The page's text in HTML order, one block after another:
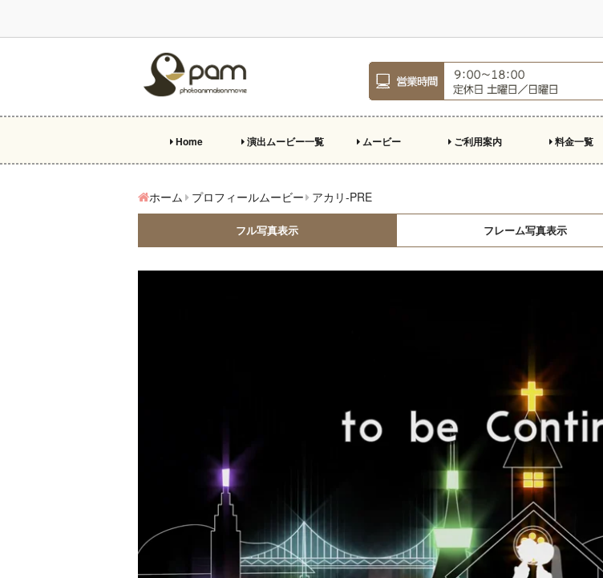
Home 演出ムービー一覧 ムービー ご利用案内 料金一覧
ホーム プロフィールムービー アカリ-PRE
フル写真表示 フレーム写真表示